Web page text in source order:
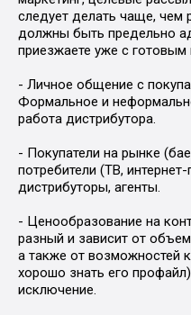
следует делать чаще, чем
должны быть предельно
приезжаете уже с готовым
- Личное общение с
Формальное и
работа дистрибутора.
- Покупатели на рынке
потребители (ТВ,
дистрибуторы, агенты.
- Ценообразование на
разный и зависит от
а также от возможностей
хорошо знать его
исключение.